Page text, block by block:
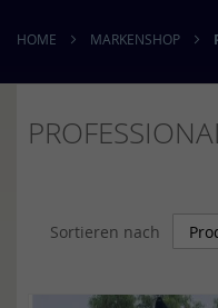
HOME MARKENSHOP
Sortieren nach